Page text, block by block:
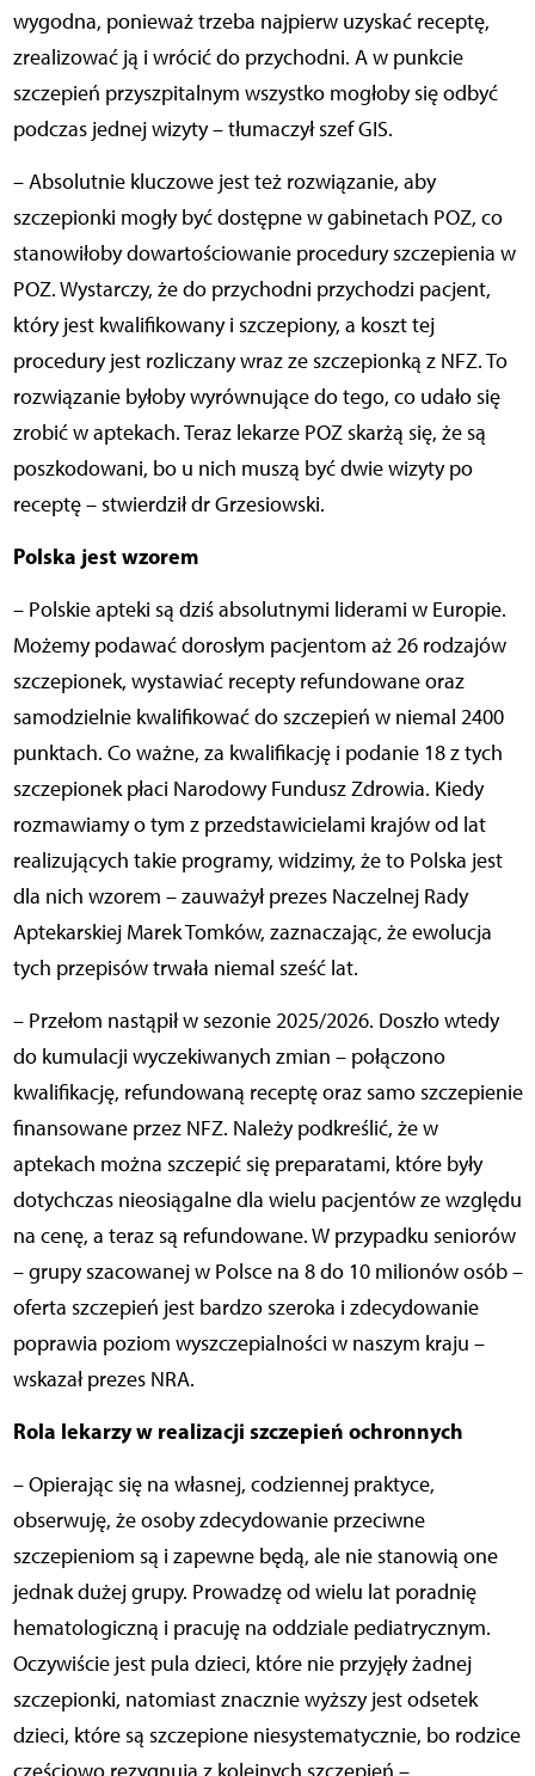
wygodna, ponieważ trzeba najpierw uzyskać receptę,
zrealizować ją i wrócić do przychodni. A w punkcie
szczepień przyszpitalnym wszystko mogłoby się odbyć
podczas jednej wizyty – tłumaczył szef GIS.
– Absolutnie kluczowe jest też rozwiązanie, aby
szczepionki mogły być dostępne w gabinetach POZ, co
stanowiłoby dowartościowanie procedury szczepienia w
POZ. Wystarczy, że do przychodni przychodzi pacjent,
który jest kwalifikowany i szczepiony, a koszt tej
procedury jest rozliczany wraz ze szczepionką z NFZ. To
rozwiązanie byłoby wyrównujące do tego, co udało się
zrobić w aptekach. Teraz lekarze POZ skarżą się, że są
poszkodowani, bo u nich muszą być dwie wizyty po
receptę – stwierdził dr Grzesiowski.
Polska jest wzorem
– Polskie apteki są dziś absolutnymi liderami w Europie.
Możemy podawać dorosłym pacjentom aż 26 rodzajów
szczepionek, wystawiać recepty refundowane oraz
samodzielnie kwalifikować do szczepień w niemal 2400
punktach. Co ważne, za kwalifikację i podanie 18 z tych
szczepionek płaci Narodowy Fundusz Zdrowia. Kiedy
rozmawiamy o tym z przedstawicielami krajów od lat
realizujących takie programy, widzimy, że to Polska jest
dla nich wzorem – zauważył prezes Naczelnej Rady
Aptekarskiej Marek Tomków, zaznaczając, że ewolucja
tych przepisów trwała niemal sześć lat.
– Przełom nastąpił w sezonie 2025/2026. Doszło wtedy
do kumulacji wyczekiwanych zmian – połączono
kwalifikację, refundowaną receptę oraz samo szczepienie
finansowane przez NFZ. Należy podkreślić, że w
aptekach można szczepić się preparatami, które były
dotychczas nieosiągalne dla wielu pacjentów ze względu
na cenę, a teraz są refundowane. W przypadku seniorów
– grupy szacowanej w Polsce na 8 do 10 milionów osób –
oferta szczepień jest bardzo szeroka i zdecydowanie
poprawia poziom wyszczepialności w naszym kraju –
wskazał prezes NRA.
Rola lekarzy w realizacji szczepień ochronnych
– Opierając się na własnej, codziennej praktyce,
obserwuję, że osoby zdecydowanie przeciwne
szczepieniom są i zapewne będą, ale nie stanowią one
jednak dużej grupy. Prowadzę od wielu lat poradnię
hematologiczną i pracuję na oddziale pediatrycznym.
Oczywiście jest pula dzieci, które nie przyjęły żadnej
szczepionki, natomiast znacznie wyższy jest odsetek
dzieci, które są szczepione niesystematycznie, bo rodzice